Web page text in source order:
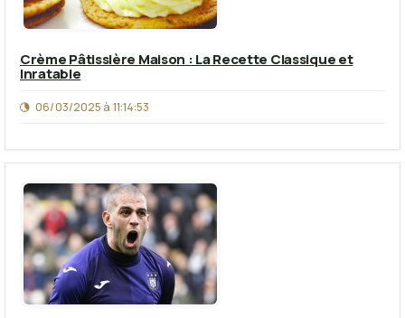
Crème Pâtissière Maison : La Recette Classique et
Inratable
06/03/2025 à 11:14:53